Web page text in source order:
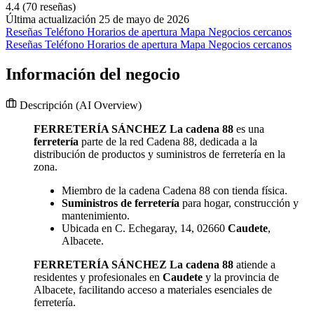
4.4 (70 reseñas)
Última actualización 25 de mayo de 2026
Reseñas Teléfono Horarios de apertura Mapa Negocios cercanos
Reseñas Teléfono Horarios de apertura Mapa Negocios cercanos
Información del negocio
Descripción (AI Overview)
FERRETERÍA SÁNCHEZ La cadena 88 es una
ferretería parte de la red Cadena 88, dedicada a la
distribución de productos y suministros de ferretería en la
zona.
Miembro de la cadena Cadena 88 con tienda física.
Suministros de ferretería para hogar, construcción y
mantenimiento.
Ubicada en C. Echegaray, 14, 02660 Caudete,
Albacete.
FERRETERÍA SÁNCHEZ La cadena 88 atiende a
residentes y profesionales en Caudete y la provincia de
Albacete, facilitando acceso a materiales esenciales de
ferretería.